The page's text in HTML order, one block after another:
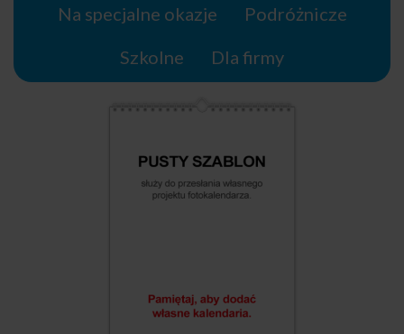
Na specjalne okazje
Podróżnicze
Szkolne
Dla firmy